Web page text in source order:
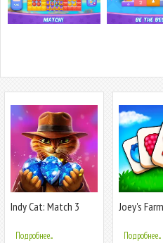
Indy Cat: Match 3
Подробнее...
Joey's
Подробнее...